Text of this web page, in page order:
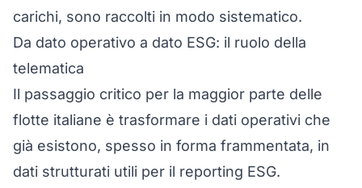
carichi, sono raccolti in modo sistematico.
Da dato operativo a dato ESG: il ruolo della
telematica
Il passaggio critico per la maggior parte delle
flotte italiane è trasformare i dati operativi che
già esistono, spesso in forma frammentata, in
dati strutturati utili per il reporting ESG.